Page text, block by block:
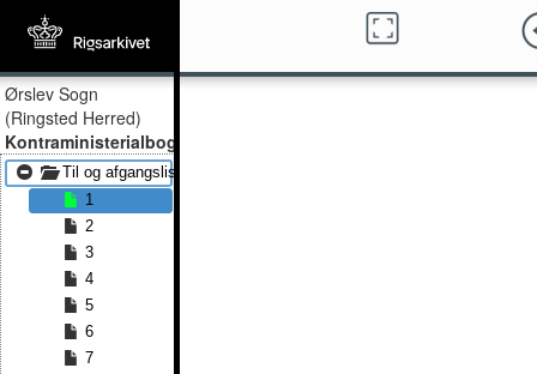
Ørslev Sogn
(Ringsted Herred)
Kontraministerialbog
Til og afgangslister 1866 - Til og afgangslister 1875
1
2
3
4
5
6
7